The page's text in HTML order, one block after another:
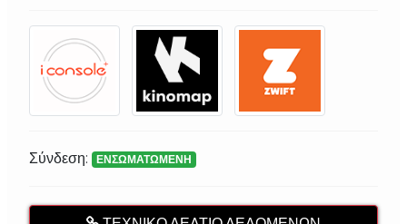
Σύνδεση: ΕΝΣΩΜΑΤΩΜΕΝΗ